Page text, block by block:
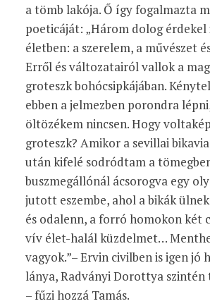
a tömb lakója. Ő így fogalmazta
poeticáját: „Három dolog érdekel
életben: a szerelem, a művészet
Erről és változatairól vallok a
groteszk bohócsipkájában.
ebben a jelmezben porondra
öltözékem nincsen. Hogy
groteszk? Amikor a sevillai
után kifelé sodródtam a
buszmegállónál ácsorogva egy
jutott eszembe, ahol a bikák
és odalenn, a forró homokon két
vív élet-halál küzdelmet…
vagyok.”– Ervin civilben is igen jó
lánya, Radványi Dorottya
– fűzi hozzá Tamás.